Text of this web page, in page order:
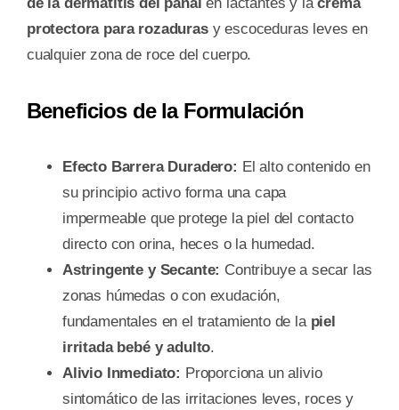
protectora para rozadurasy escoceduras leves en
cualquier zona de roce del cuerpo.
Beneficios de la Formulación
Efecto Barrera Duradero: El alto contenido en
su principio activo forma una capa
impermeable que protege la piel del contacto
directo con orina, heces o la humedad.
Astringente y Secante: Contribuye a secar las
zonas húmedas o con exudación,
fundamentales en el tratamiento de la piel
irritada bebé y adulto.
Alivio Inmediato: Proporciona un alivio
sintomático de las irritaciones leves, roces y